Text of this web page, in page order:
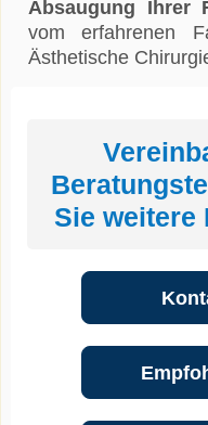
Absaugung Ihrer
vom erfahrenen
Ästhetische
Sie weitere